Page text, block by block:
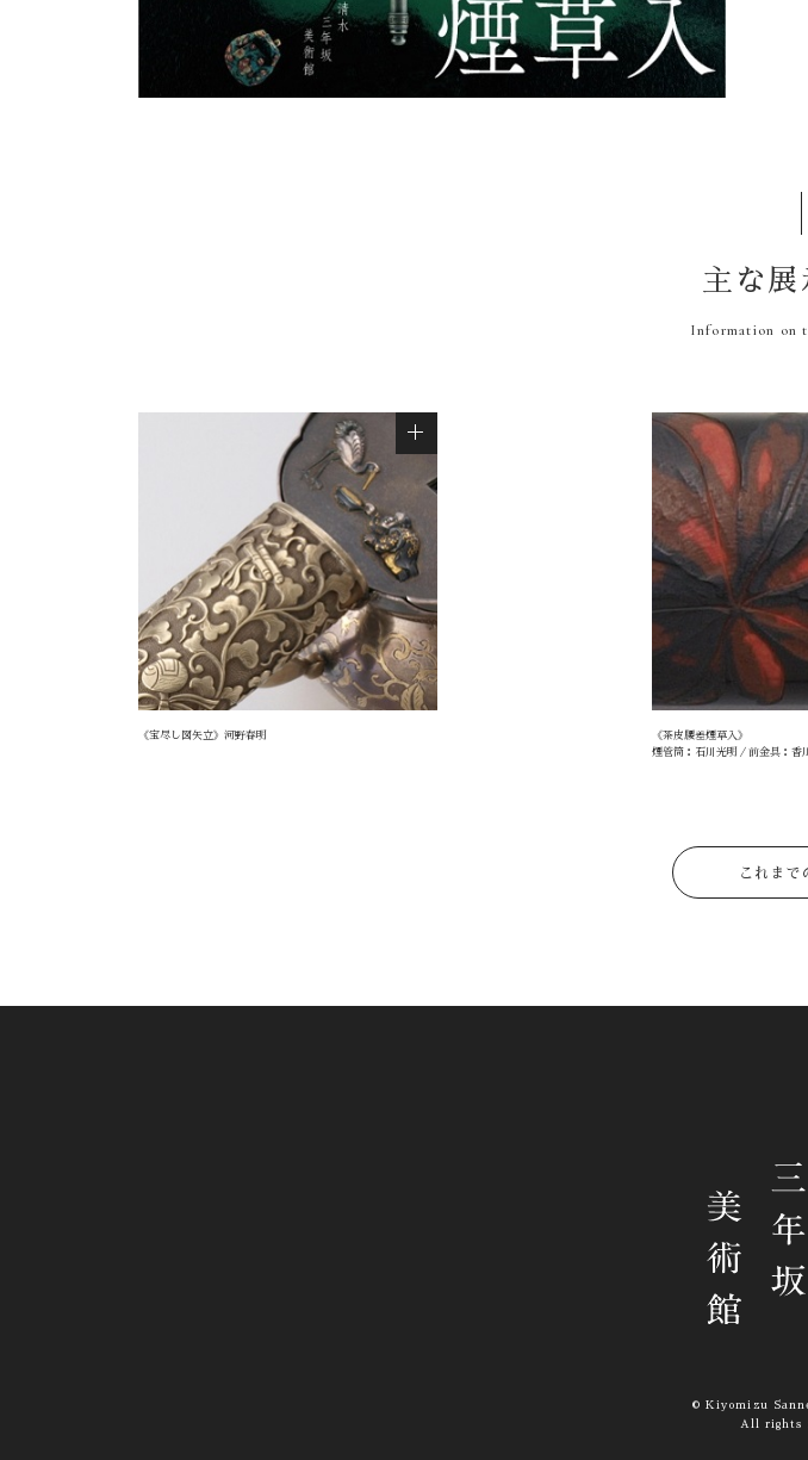
主な展
Information on
《宝尽し図矢立》河野春明
《茶皮腰差煙草入》
煙管筒：石川光明／前金具：香
これまで
© Kiyomizu
All rights